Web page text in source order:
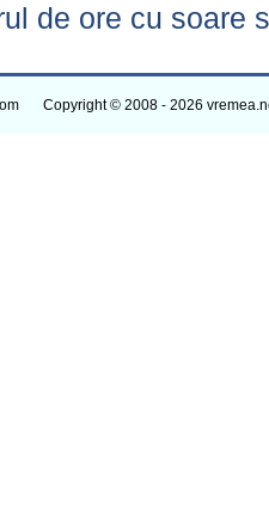
de ore cu soare
Copyright © 2008 - 2026